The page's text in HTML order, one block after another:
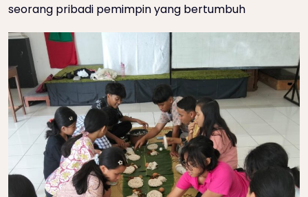
seorang pribadi pemimpin yang bertumbuh